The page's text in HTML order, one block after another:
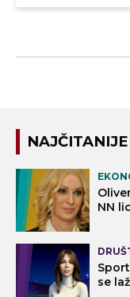
NAJČITANIJE
NN
se